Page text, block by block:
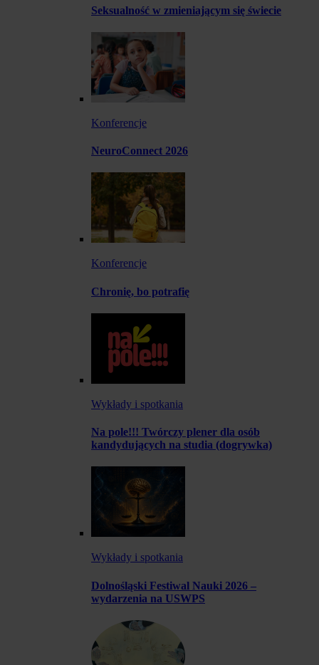
Seksualność w zmieniającym się świecie
Konferencje
NeuroConnect 2026
Konferencje
Chronię, bo potrafię
Wykłady i spotkania
Na pole!!! Twórczy plener dla osób
kandydujących na studia (dogrywka)
Wykłady i spotkania
Dolnośląski Festiwal Nauki 2026 –
wydarzenia na USWPS